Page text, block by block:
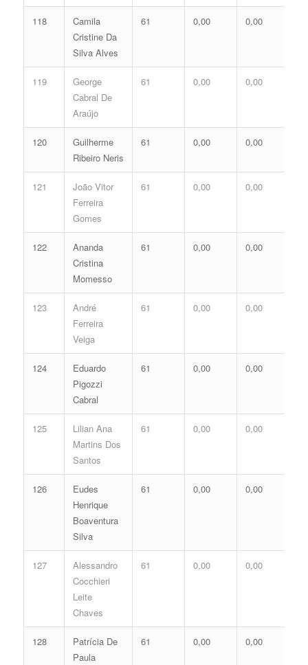
118
Camila
Cristine Da
Silva Alves
61 0,00 0,00
119
George
Cabral De
Araújo
61 0,00 0,00
120
Guilherme
Ribeiro Neris
61 0,00 0,00
121
João Vitor
Ferreira
Gomes
61 0,00 0,00
122
Ananda
Cristina
Momesso
61 0,00 0,00
123
André
Ferreira
Veiga
61 0,00 0,00
124
Eduardo
Pigozzi
Cabral
61 0,00 0,00
125
Lilian Ana
Martins Dos
Santos
61 0,00 0,00
126
Eudes
Henrique
Boaventura
Silva
61 0,00 0,00
127
Alessandro
Cocchieri
Leite
Chaves
61 0,00 0,00
128
Patrícia De
Paula
61 0,00 0,00